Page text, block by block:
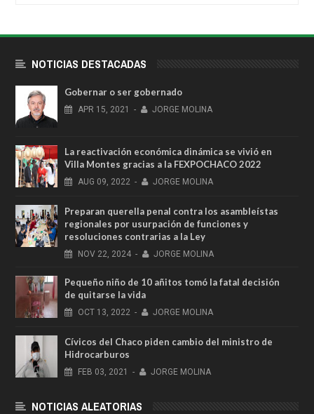
NOTICIAS DESTACADAS
Gobernar o ser gobernado
APR 15, 2021 - JORGE MOLINA
La reactivación económica dinámica se vivió en
Villa Montes gracias a la FEXPOCHACO 2022
AUG 09, 2022 - JORGE MOLINA
Preparan querella penal contra los asambleístas
regionales por usurpación de funciones y
resoluciones contrarias a la Ley
NOV 22, 2024 - JORGE MOLINA
Pequeño niño de 10 añitos tomó la fatal decisión
de quitarse la vida
OCT 13, 2022 - JORGE MOLINA
Cívicos del Chaco piden cambio del ministro de
Hidrocarburos
FEB 03, 2021 - JORGE MOLINA
NOTICIAS ALEATORIAS